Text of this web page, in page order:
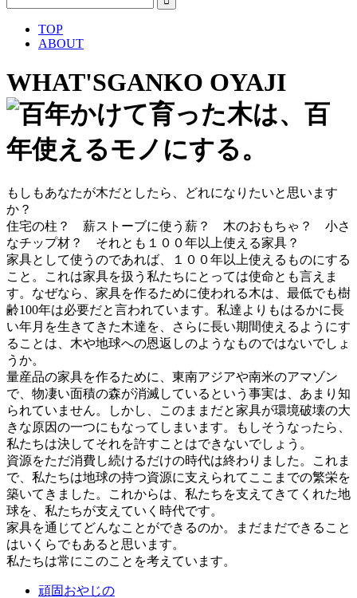
TOP
ABOUT
WHAT'SGANKO OYAJI
もしもあなたが木だとしたら、どれになりたいと思います
か？
住宅の柱？ 薪ストーブに使う薪？ 木のおもちゃ？ 小さ
なチップ材？ それとも１００年以上使える家具？
家具として使うのであれば、１００年以上使えるものにする
こと。これは家具を扱う私たちにとっては使命とも言えま
す。なぜなら、家具を作るために使われる木は、最低でも樹
齢100年は必要だと言われています。私達よりもはるかに長
い年月を生きてきた木達を、さらに長い期間使えるようにす
ることは、木や地球への恩返しのようなものではないでしょ
うか。
量産品の家具を作るために、東南アジアや南米のアマゾン
で、物凄い面積の森が消滅しているという事実は、あまり知
られていません。しかし、このままだと家具が環境破壊の大
きな原因の一つにもなってしまいます。もしそうなったら、
私たちは決してそれを許すことはできないでしょう。
資源をただ消費し続けるだけの時代は終わりました。これま
で、私たちは地球の持つ資源に支えられてここまでの繁栄を
築いてきました。これからは、私たちを支えてきてくれた地
球を、私たちが支えていく時代です。
家具を通じてどんなことができるのか。まだまだできること
はいくらでもあると思います。
私たちは常にこのことを考えています。
頑固おやじの